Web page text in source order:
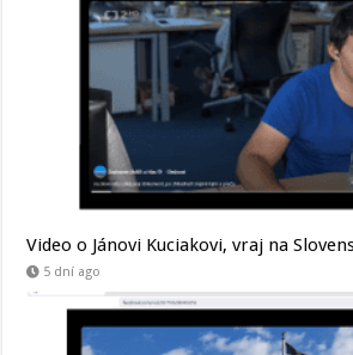
Video o Jánovi Kuciakovi, vraj na
5 dní ago